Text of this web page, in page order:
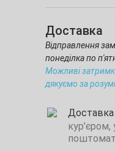
Доставка
Відправлення
понеділка по
Можливі
дякуємо за
Доставка
кур’єром,
поштомат